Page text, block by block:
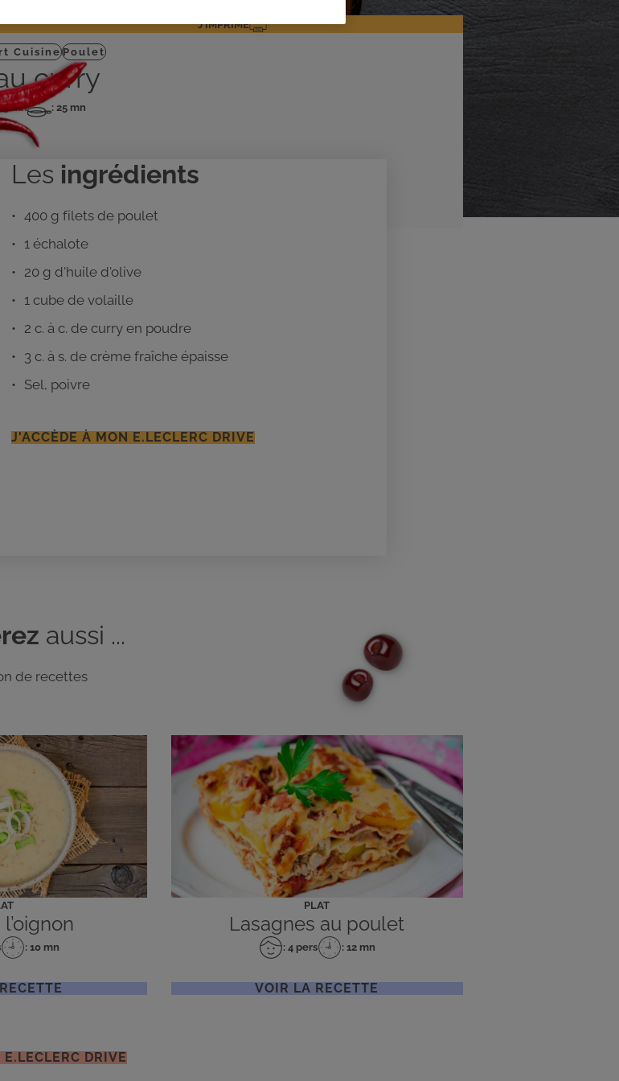
J'IMPRIME
CuisinePoulet
curry
5 mn
Temps
de
cuisson
: 25 mn
Les ingrédients
400 g filets de poulet
1 échalote
20 g d'huile d'olive
1 cube de volaille
2 c. à c. de curry en poudre
3 c. à s. de crème fraîche épaisse
Sel, poivre
J'ACCÈDE À MON E.LECLERC DRIVE
aussi ...
de recettes
Temps
préparation
: 10 mn
PLAT
Lasagnes au poulet
Nombre
personnes
: 4 pers
Temps
préparation
: 12 mn
VOIR LA RECETTE
DRIVE